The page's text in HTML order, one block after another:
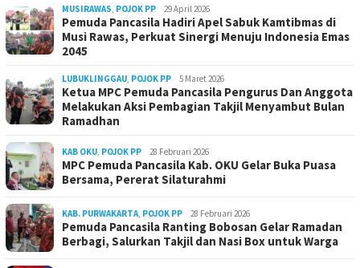
MUSIRAWAS POJOK PP 29 April 2026
Pemuda Pancasila Hadiri Apel Sabuk Kamtibmas di
Musi Rawas, Perkuat Sinergi Menuju Indonesia Emas
2045
LUBUKLINGGAU POJOK PP 5 Maret 2026
Ketua MPC Pemuda Pancasila Pengurus Dan Anggota
Melakukan Aksi Pembagian Takjil Menyambut Bulan
Ramadhan
KAB OKU POJOK PP 28 Februari 2026
MPC Pemuda Pancasila Kab. OKU Gelar Buka Puasa
Bersama, Pererat Silaturahmi
KAB. PURWAKARTA POJOK PP 28 Februari 2026
Pemuda Pancasila Ranting Bobosan Gelar Ramadan
Berbagi, Salurkan Takjil dan Nasi Box untuk Warga